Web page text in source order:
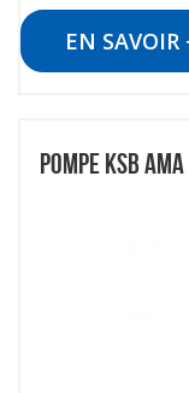
EN SAVOIR
POMPE KSB